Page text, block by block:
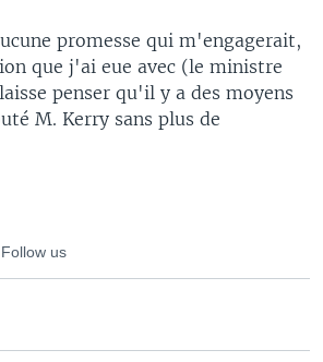
promesse qui m'engagerait,
que j'ai eue avec (le ministre
penser qu'il y a des moyens
M. Kerry sans plus de
Follow us